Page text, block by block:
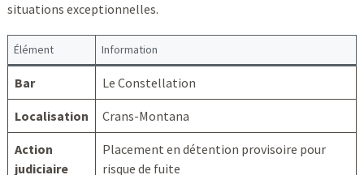
situations exceptionnelles.
Élément Information
Bar Le Constellation
Localisation Crans-Montana
Action
judiciaire
Placement en détention provisoire pour
risque de fuite